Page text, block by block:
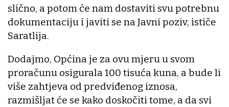
slično, a potom će nam dostaviti svu potrebnu
dokumentaciju i javiti se na Javni poziv, ističe
Saratlija.
Dodajmo, Općina je za ovu mjeru u svom
proračunu osigurala 100 tisuća kuna, a bude li
više zahtjeva od predviđenog iznosa,
razmišljat će se kako doskočiti tome, a da svi